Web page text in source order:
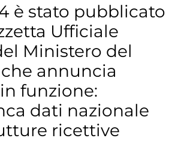
è stato pubblicato
Ufficiale
Ministero del
annuncia
funzione:
dati nazionale
ricettive